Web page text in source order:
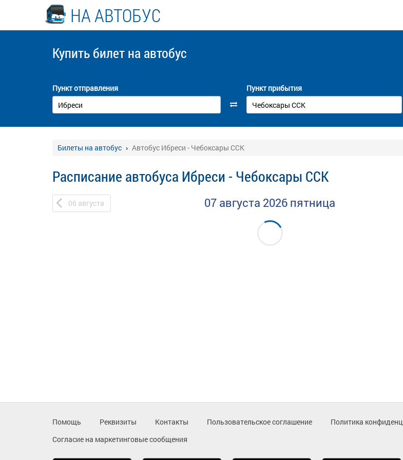
НА АВТОБУС
Купить билет на автобус
Пункт отправления Пункт прибытия
Билеты на автобус Автобус Ибреси - Чебоксары ССК
Расписание автобуса Ибреси - Чебоксары ССК
06 августа 07 августа 2026 пятница
Помощь Реквизиты Контакты Пользовательское соглашение
Политика
Согласие на маркетинговые сообщения